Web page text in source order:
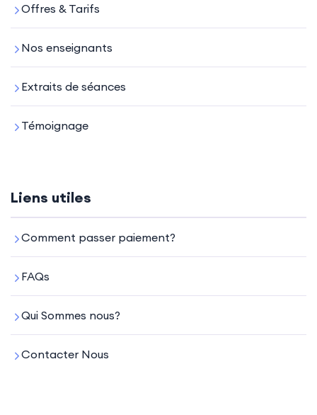
Offres & Tarifs
Nos enseignants
Extraits de séances
Témoignage
Liens utiles
Comment passer paiement?
FAQs
Qui Sommes nous?
Contacter Nous